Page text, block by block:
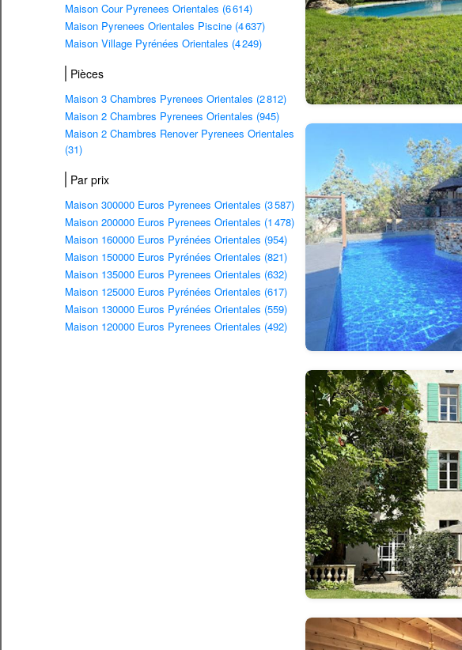
Maison Cour Pyrenees Orientales (6 614)
Maison Pyrenees Orientales Piscine (4 637)
Maison Village Pyrénées Orientales (4 249)
Pièces
Maison 3 Chambres Pyrenees Orientales (2 812)
Maison 2 Chambres Pyrenees Orientales (945)
Maison 2 Chambres Renover Pyrenees Orientales
(31)
Par prix
Maison 300000 Euros Pyrenees Orientales (3 587)
Maison 200000 Euros Pyrenees Orientales (1 478)
Maison 160000 Euros Pyrénées Orientales (954)
Maison 150000 Euros Pyrénées Orientales (821)
Maison 135000 Euros Pyrenees Orientales (632)
Maison 125000 Euros Pyrénées Orientales (617)
Maison 130000 Euros Pyrénées Orientales (559)
Maison 120000 Euros Pyrenees Orientales (492)